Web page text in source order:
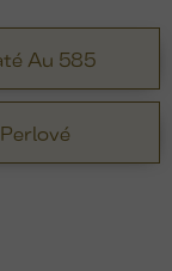
Au 585
Perlové